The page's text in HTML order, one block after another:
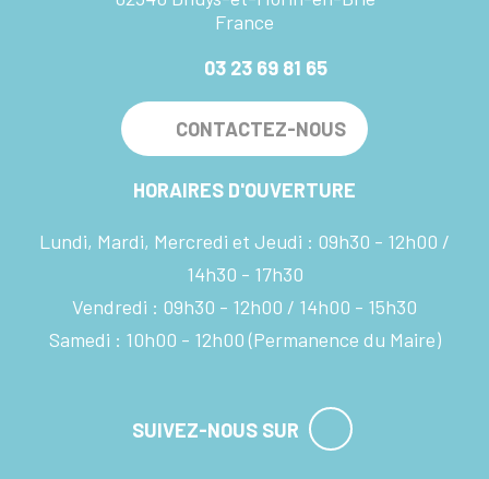
France
03 23 69 81 65
CONTACTEZ-NOUS
HORAIRES D'OUVERTURE
Lundi, Mardi, Mercredi et Jeudi : 09h30 - 12h00
14h30 - 17h30
Vendredi : 09h30 - 12h00
14h00 - 15h30
Samedi : 10h00 - 12h00 (Permanence du Maire)
SUIVEZ-NOUS SUR